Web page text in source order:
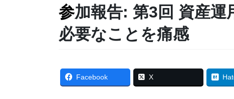
参加報告: 第3回 資産運用EXPO | 投資には元手が
必要なことを痛感
Facebook X